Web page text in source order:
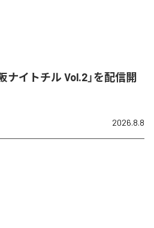
ナイトチル Vol.2」を配信開
2026.8.8